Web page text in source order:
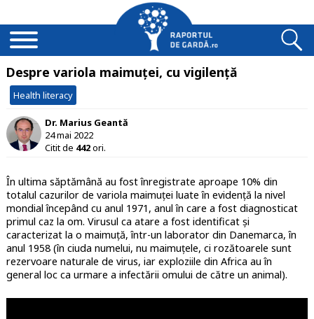
Despre variola maimuței, cu vigilență
Health literacy
Dr. Marius Geantă
24 mai 2022
Citit de 442ori.
În ultima săptămână au fost înregistrate aproape 10% din
totalul cazurilor de variola maimuței luate în evidență la nivel
mondial începând cu anul 1971, anul în care a fost diagnosticat
primul caz la om. Virusul ca atare a fost identificat și
caracterizat la o maimuță, într-un laborator din Danemarca, în
anul 1958 (în ciuda numelui, nu maimuțele, ci rozătoarele sunt
rezervoare naturale de virus, iar exploziile din Africa au în
general loc ca urmare a infectării omului de către un animal).